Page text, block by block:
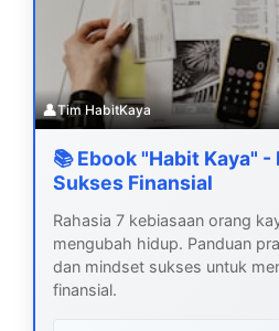
👤Tim HabitKaya
📚 Ebook "Habit Kaya"
Sukses Finansial
Rahasia 7 kebiasaan orang
mengubah hidup. Panduan
dan mindset sukses untuk
finansial.